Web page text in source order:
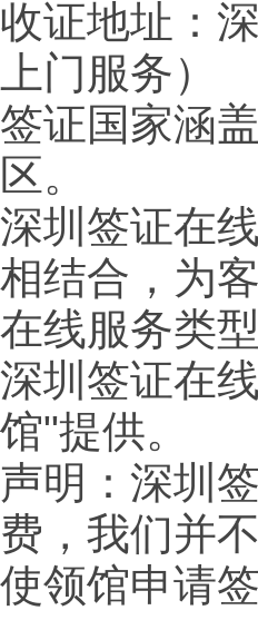
收证地址：
上门服务）
签证国家涵
区。
深圳签证在
相结合，为
在线服务类
深圳签证在
馆"提供。
声明：深圳
费，我们并
使领馆申请签